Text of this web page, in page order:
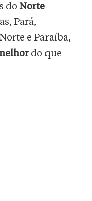
do Norte
Pará,
e Paraíba,
do que